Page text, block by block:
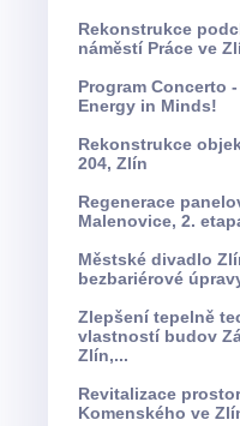
Rekonstrukce podchodu na
náměstí Práce ve
Program Concerto - projekt
Energy in Minds!
Rekonstrukce objektu tř. T. Bati
204, Zlín
Regenerace panelového sídliště
Malenovice, 2.
Městské divadlo Zlín -
bezbariérové
Zlepšení tepelně technických
vlastností budov
Zlín,...
Revitalizace prostoru Parku
Komenského ve